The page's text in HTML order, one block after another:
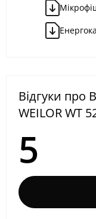
Відгуки про
WEILOR WT
5